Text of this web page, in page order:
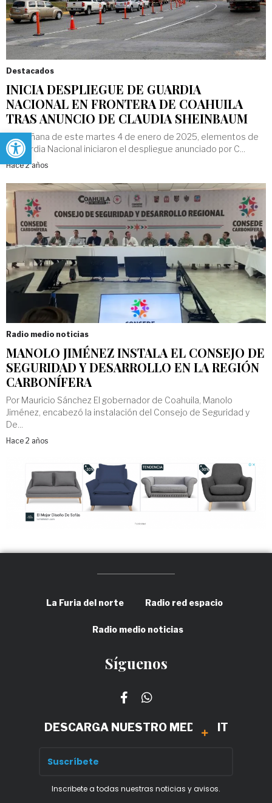
Abrir barra de herramientas
Destacados
INICIA DESPLIEGUE DE GUARDIA
NACIONAL EN FRONTERA DE COAHUILA
TRAS ANUNCIO DE CLAUDIA SHEINBAUM
La mañana de este martes 4 de enero de 2025, elementos de
la Guardia Nacional iniciaron el despliegue anunciado por C...
Hace 2 años
Radio medio noticias
MANOLO JIMÉNEZ INSTALA EL CONSEJO DE
SEGURIDAD Y DESARROLLO EN LA REGIÓN
CARBONÍFERA
Por Mauricio Sánchez El gobernador de Coahuila, Manolo
Jiménez, encabezó la instalación del Consejo de Seguridad y
De...
Hace 2 años
La Furia del norte Radio red espacio
Radio medio noticias
Síguenos
DESCARGA NUESTRO MEDIA KIT
Inscribete a todas nuestras noticias y avisos.